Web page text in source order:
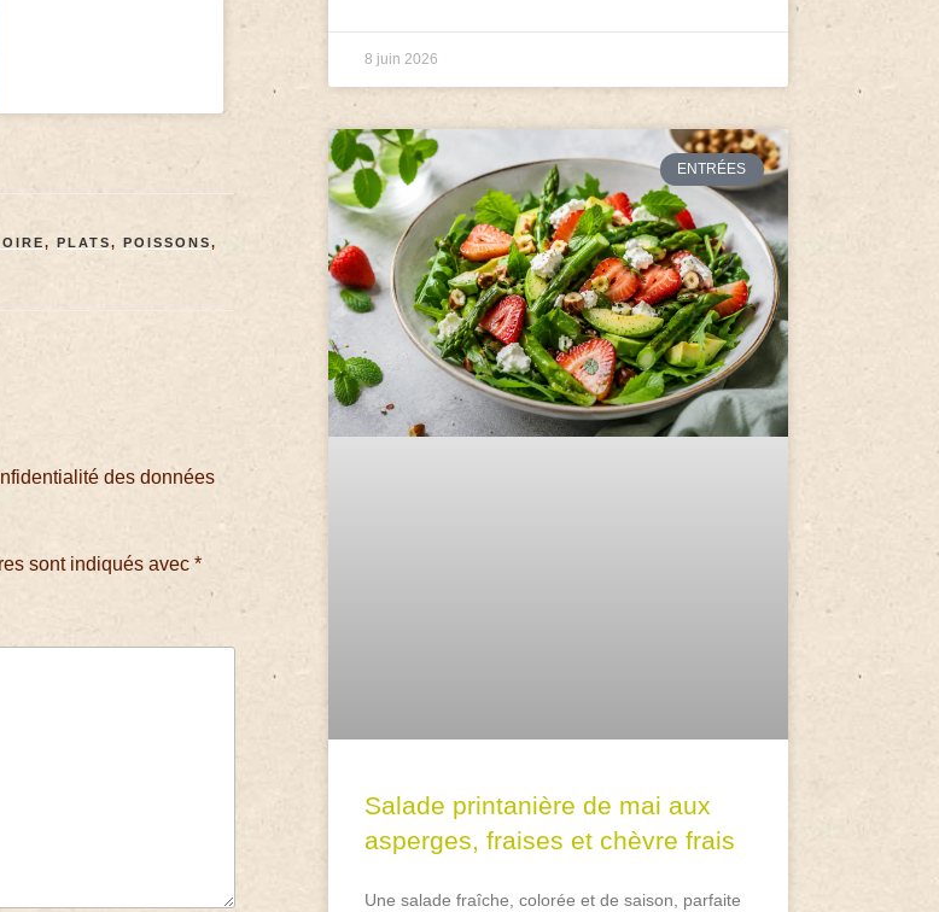
, PLATS, POISSONS,
des données
sont indiqués avec*
8 juin 2026
ENTRÉES
Salade printanière de mai aux
asperges, fraises et chèvre frais
Une salade fraîche, colorée et de saison, parfaite